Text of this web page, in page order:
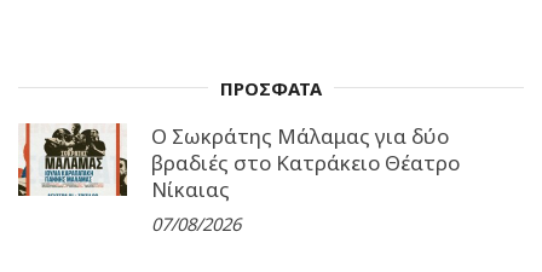
ΠΡΟΣΦΑΤΑ
Ο Σωκράτης Μάλαμας για δύο
βραδιές στο Κατράκειο Θέατρο
Νίκαιας
07/08/2026